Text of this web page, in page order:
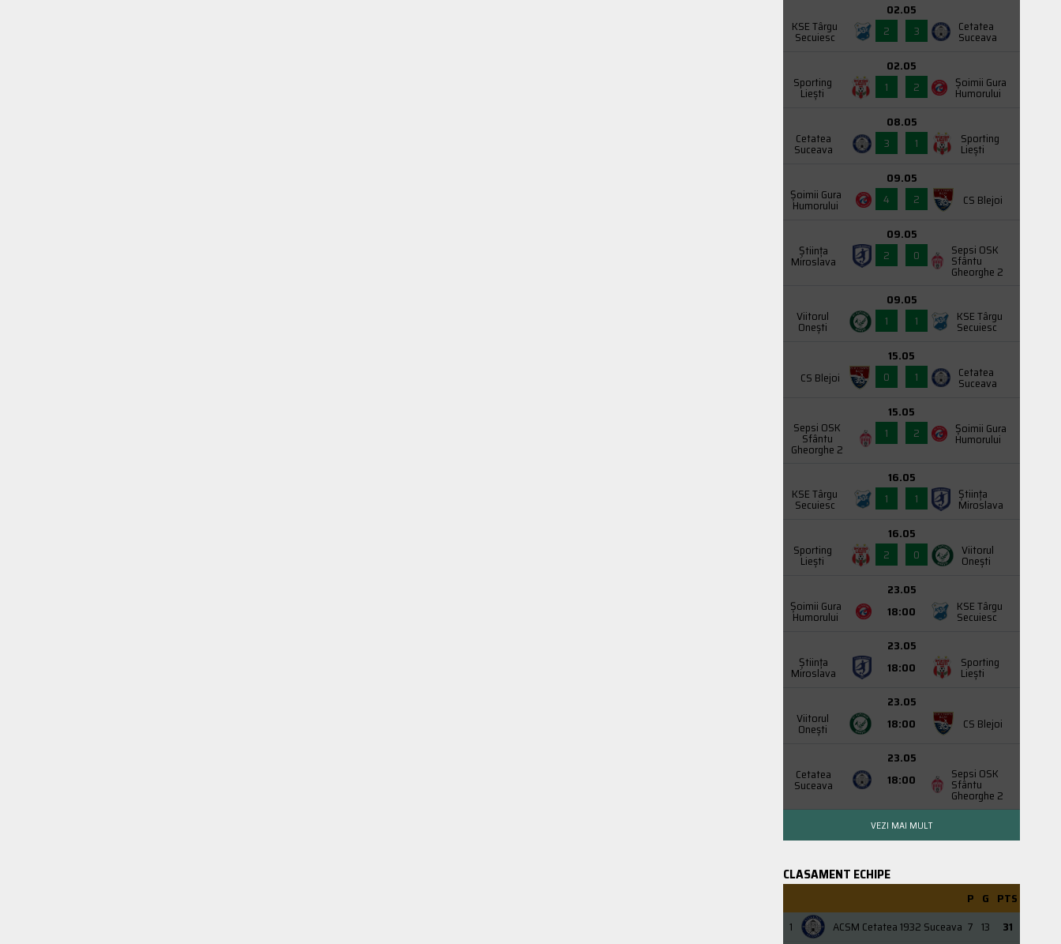
KSE Târgu
Secuiesc
02.05
2
3 Cetatea
Suceava
Sporting
Liești
02.05
1
2 Şoimii Gura
Humorului
Cetatea
Suceava
08.05
3
1 Sporting
Liești
Şoimii Gura
Humorului
09.05
4
2 CS Blejoi
Știința
Miroslava
09.05
2
0 Sepsi OSK
Sfântu
Gheorghe 2
Viitorul
Onești
09.05
1
1 KSE Târgu
Secuiesc
CS Blejoi
15.05
0
1 Cetatea
Suceava
Sepsi OSK
Sfântu
Gheorghe 2
15.05
1
2 Şoimii Gura
Humorului
KSE Târgu
Secuiesc
16.05
1
1 Știința
Miroslava
Sporting
Liești
16.05
2
0 Viitorul
Onești
Şoimii Gura
Humorului
23.05
18:00
KSE Târgu
Secuiesc
Știința
Miroslava
23.05
18:00
Sporting
Liești
Viitorul
Onești
23.05
18:00
CS Blejoi
Cetatea
Suceava
23.05
18:00
Sepsi OSK
Sfântu
Gheorghe 2
VEZI MAI MULT
CLASAMENT ECHIPE
P G PTS
1
ACSM Cetatea 1932 Suceava 7 13 31